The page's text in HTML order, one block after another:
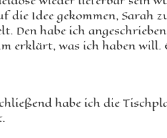
die Idee gekommen, Sarah
Den habe ich
erklärt, was ich haben will.
habe ich die